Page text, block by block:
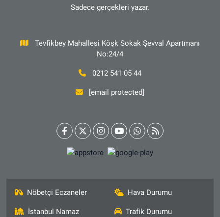
Sadece gerçekleri yazar.
Tevfikbey Mahallesi Köşk Sokak Şevval Apartmanı
No:24/4
0212 541 05 44
[email protected]
Nöbetçi Eczaneler Hava Durumu
İstanbul Namaz Trafik Durumu